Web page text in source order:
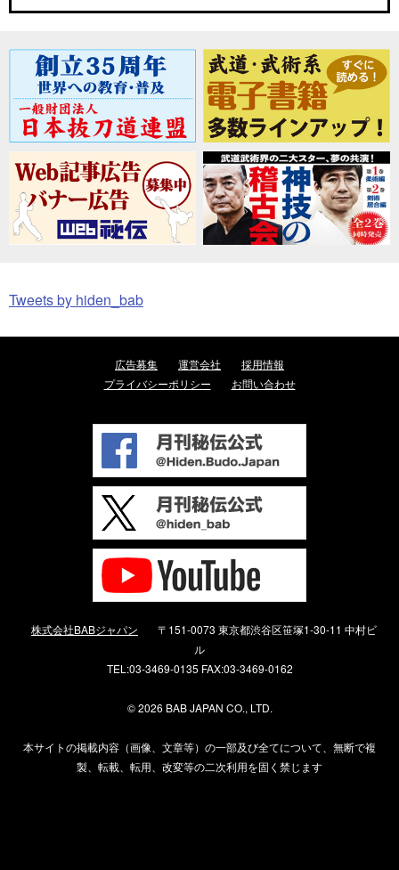
Tweets by hiden_bab
広告募集 運営会社
採用情報
プライバシーポリシー
お問い合わせ
株式会社BABジャパン
〒151-0073 東京都渋谷区笹塚1-30-11 中村ビ
ル
TEL:03-3469-0135 FAX:03-3469-0162
©2026 BAB JAPAN CO., LTD.
本サイトの掲載内容（画像、文章等）の一部及び全てについて、無断で複
製、転載、転用、改変等の二次利用を固く禁じます